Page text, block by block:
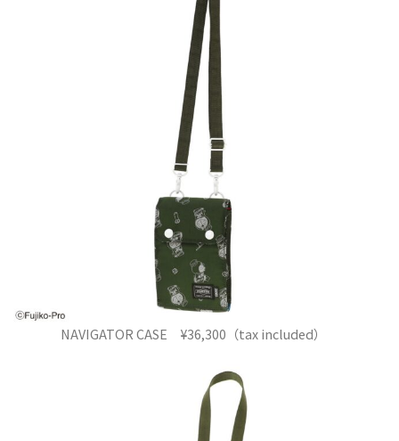
NAVIGATOR CASE ¥36,300（tax included）